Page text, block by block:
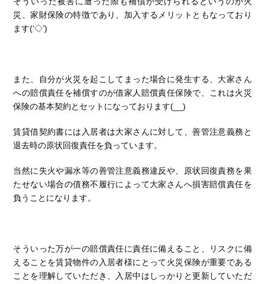
災、家財保険の特徴であり、加入するメリットともなっており
ます(‘◇’)ゞ
また、自分が火災を起こしてまった場合に発生する、大家さん
への賠償責任を補償すのが借家人賠償責任保険で、これは火災
保険の基本契約とセットになっております(__)
賃貸借契約書には入居者は大家さんに対して、善管注意義務と
退去時の原状回復責任を負っています。
当然に失火や漏水等の善管注意義務違反や、原状回復責務を果
たせない場合の債務不履行によって大家さんへ損害賠償責任を
負うことになります。
そういった万が一の賠償責任に責任に備えること、リスクに備
えることを賃貸物件の入居者様にとって火災保険が重要である
ことを理解していただき、入居中はしっかりと更新していただ